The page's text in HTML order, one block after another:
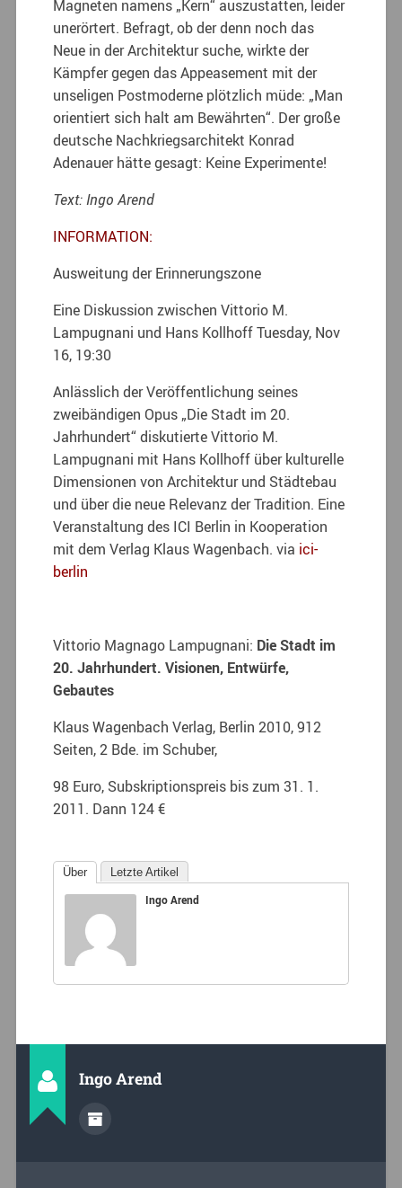
Magneten namens „Kern“ auszustatten, leider
unerörtert. Befragt, ob der denn noch das
Neue in der Architektur suche, wirkte der
Kämpfer gegen das Appeasement mit der
unseligen Postmoderne plötzlich müde: „Man
orientiert sich halt am Bewährten“. Der große
deutsche Nachkriegsarchitekt Konrad
Adenauer hätte gesagt: Keine Experimente!
Text: Ingo Arend
INFORMATION:
Ausweitung der Erinnerungszone
Eine Diskussion zwischen Vittorio M.
Lampugnani und Hans Kollhoff Tuesday, Nov
16, 19:30
Anlässlich der Veröffentlichung seines
zweibändigen Opus „Die Stadt im 20.
Jahrhundert“ diskutierte Vittorio M.
Lampugnani mit Hans Kollhoff über kulturelle
Dimensionen von Architektur und Städtebau
und über die neue Relevanz der Tradition. Eine
Veranstaltung des ICI Berlin in Kooperation
mit dem Verlag Klaus Wagenbach. via ici-
berlin
Vittorio Magnago Lampugnani: Die Stadt im
20. Jahrhundert. Visionen, Entwürfe,
Gebautes
Klaus Wagenbach Verlag, Berlin 2010, 912
Seiten, 2 Bde. im Schuber,
98 Euro, Subskriptionspreis bis zum 31. 1.
2011. Dann 124 €
Über Letzte Artikel
Ingo Arend
Ingo Arend